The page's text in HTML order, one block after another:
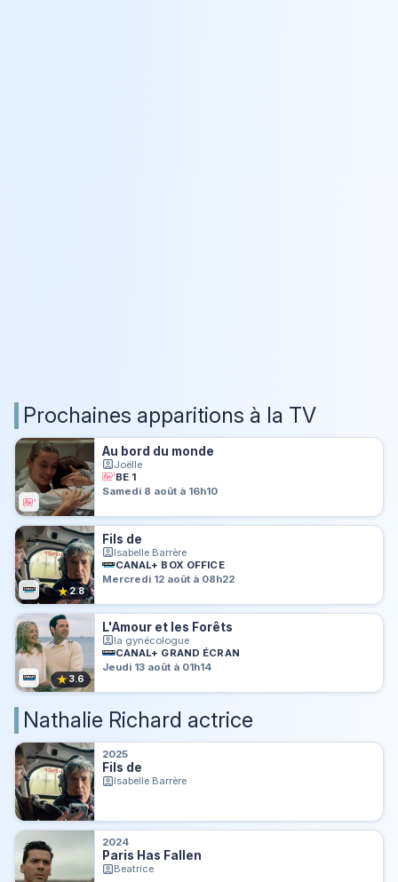
Prochaines apparitions à la TV
Au bord du monde
Joëlle
BE 1
Samedi 8 août à 16h10
★2.8
Fils de
Isabelle Barrère
CANAL+ BOX OFFICE
Mercredi 12 août à 08h22
★3.6
L'Amour et les Forêts
la gynécologue
CANAL+ GRAND ÉCRAN
Jeudi 13 août à 01h14
Nathalie Richard actrice
2025
Fils de
Isabelle Barrère
2024
Paris Has Fallen
Beatrice